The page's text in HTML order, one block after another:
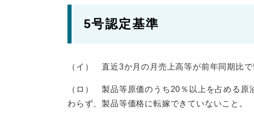
5号認定基準
（イ） 直近3か月の月売上高等が前年同期比で
（ロ） 製品等原価のうち20％以上を占める原
わらず、製品等価格に転嫁できていないこと。